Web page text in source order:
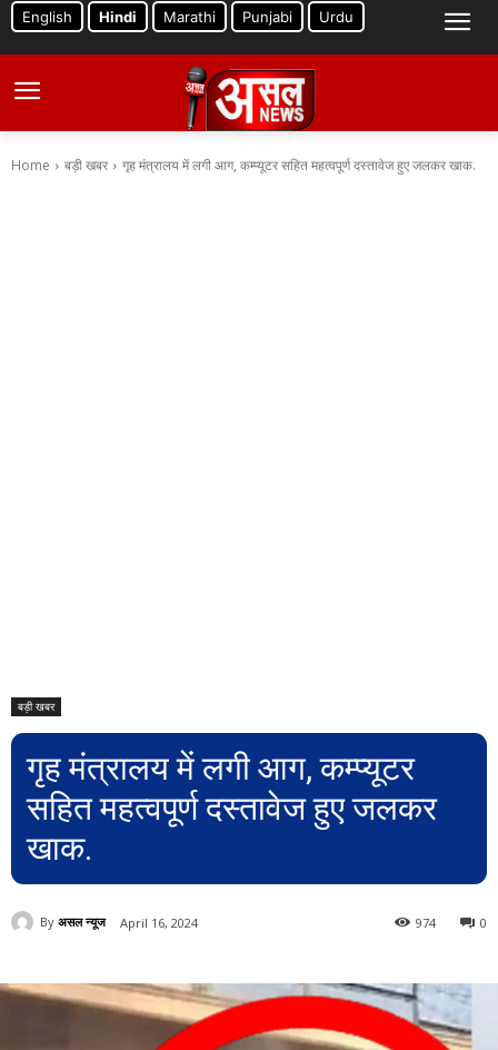
English Hindi Marathi Punjabi Urdu
Home बड़ी खबर गृह मंत्रालय में लगी आग, कम्प्यूटर सहित महत्वपूर्ण दस्तावेज हुए जलकर खाक.
बड़ी खबर
गृह मंत्रालय में लगी आग, कम्प्यूटर
सहित महत्वपूर्ण दस्तावेज हुए जलकर
खाक.
By असल न्यूज April 16, 2024 0
974